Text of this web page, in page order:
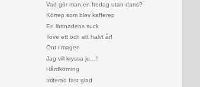
Vad gör man en fredag utan dans?
Körrep som blev kafferep
En lättnadens suck
Tove ett och ett halvt år!
Ont i magen
Jag vill kryssa ju...!!
Hårdkörning
Irriterad fast glad